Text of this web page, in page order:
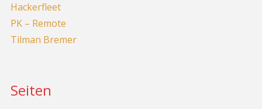
Hackerfleet
PK – Remote
Tilman Bremer
Seiten